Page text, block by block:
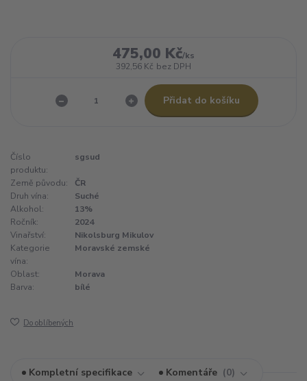
475,00 Kč/ks
392,56 Kč bez DPH
Přidat do košíku
Číslo
produktu:
sgsud
Země původu:
ČR
Druh vína:
Suché
Alkohol:
13%
Ročník:
2024
Vinařství:
Nikolsburg Mikulov
Kategorie
vína:
Moravské zemské
Oblast:
Morava
Barva:
bílé
Do oblíbených
Kompletní specifikace Komentáře 0